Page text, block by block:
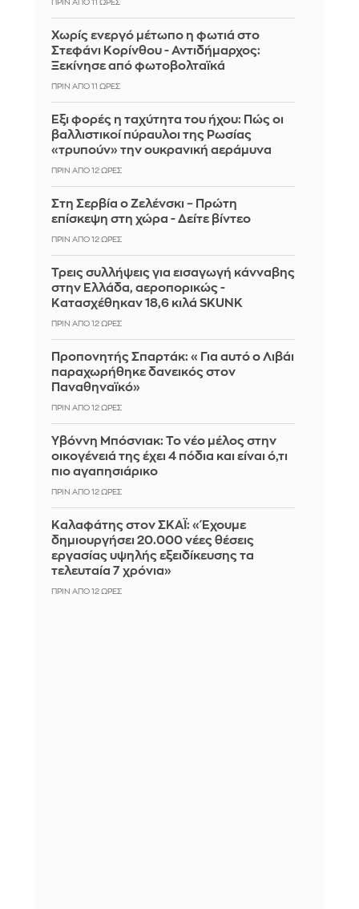
ΠΡΙΝ ΑΠΌ 11 ΏΡΕΣ
Χωρίς ενεργό μέτωπο η φωτιά στο
Στεφάνι Κορίνθου - Αντιδήμαρχος:
Ξεκίνησε από φωτοβολταϊκά
ΠΡΙΝ ΑΠΌ 11 ΏΡΕΣ
Έξι φορές η ταχύτητα του ήχου: Πώς οι
βαλλιστικοί πύραυλοι της Ρωσίας
«τρυπούν» την ουκρανική αεράμυνα
ΠΡΙΝ ΑΠΌ 12 ΏΡΕΣ
Στη Σερβία ο Ζελένσκι – Πρώτη
επίσκεψη στη χώρα - Δείτε βίντεο
ΠΡΙΝ ΑΠΌ 12 ΏΡΕΣ
Τρεις συλλήψεις για εισαγωγή κάνναβης
στην Ελλάδα, αεροπορικώς -
Κατασχέθηκαν 18,6 κιλά SKUNK
ΠΡΙΝ ΑΠΌ 12 ΏΡΕΣ
Προπονητής Σπαρτάκ: «Για αυτό ο Λιβάι
παραχωρήθηκε δανεικός στον
Παναθηναϊκό»
ΠΡΙΝ ΑΠΌ 12 ΏΡΕΣ
Υβόννη Μπόσνιακ: Το νέο μέλος στην
οικογένειά της έχει 4 πόδια και είναι ό,τι
πιο αγαπησιάρικο
ΠΡΙΝ ΑΠΌ 12 ΏΡΕΣ
Καλαφάτης στον ΣΚΑΪ: «Έχουμε
δημιουργήσει 20.000 νέες θέσεις
εργασίας υψηλής εξειδίκευσης τα
τελευταία 7 χρόνια»
ΠΡΙΝ ΑΠΌ 12 ΏΡΕΣ